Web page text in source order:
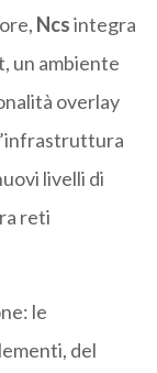
Ncsintegra
un ambiente
overlay
livelli di
reti
le
del